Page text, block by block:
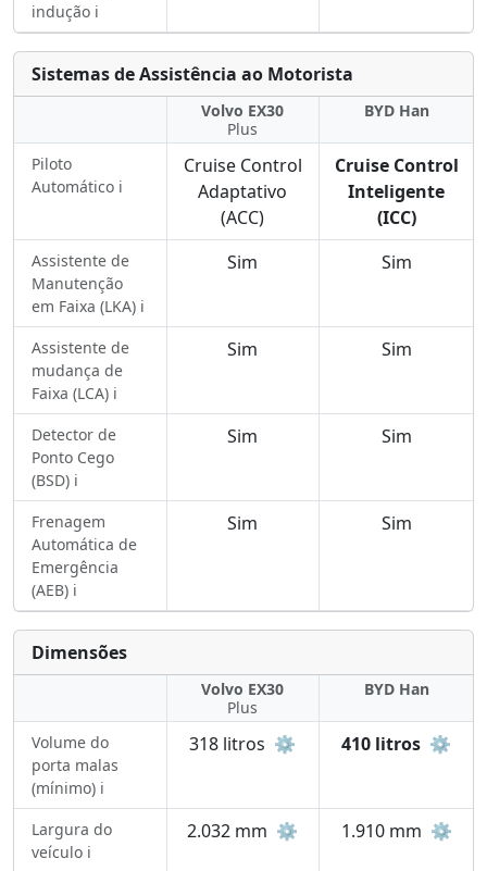
indução ℹ️
Sistemas de Assistência ao Motorista
Volvo EX30
Plus
BYD Han
Piloto
Automático ℹ️
Cruise Control
Adaptativo
(ACC)
Cruise Control
Inteligente
(ICC)
Assistente de
Manutenção
em Faixa (LKA) ℹ️
Sim Sim
Assistente de
mudança de
Faixa (LCA) ℹ️
Sim Sim
Detector de
Ponto Cego
(BSD) ℹ️
Sim Sim
Frenagem
Automática de
Emergência
(AEB) ℹ️
Sim Sim
Dimensões
Volvo EX30
Plus
BYD Han
Volume do
porta malas
(mínimo) ℹ️
318 litros ⚙️ 410 litros ⚙️
Largura do
veículo ℹ️
2.032 mm ⚙️ 1.910 mm ⚙️